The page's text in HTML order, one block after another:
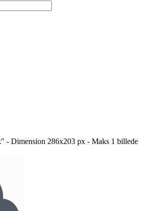
- Dimension 286x203 px - Maks 1 billede